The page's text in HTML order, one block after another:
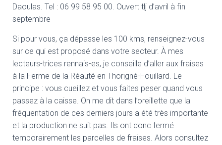
Daoulas. Tel : 06 99 58 95 00. Ouvert tlj d’avril à fin
septembre
Si pour vous, ça dépasse les 100 kms, renseignez-vous
sur ce qui est proposé dans votre secteur. À mes
lecteurs-trices rennais-es, je conseille d’aller aux fraises
à la Ferme de la Réauté en Thorigné-Fouillard. Le
principe : vous cueillez et vous faites peser quand vous
passez à la caisse. On me dit dans l’oreillette que la
fréquentation de ces derniers jours a été très importante
et la production ne suit pas. Ils ont donc fermé
temporairement les parcelles de fraises. Alors consultez